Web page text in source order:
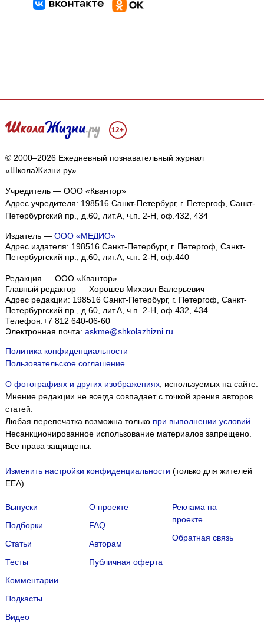
12+
© 2000–2026 Ежедневный познавательный журнал
«ШколаЖизни.ру»
Учредитель — ООО «Квантор»
Адрес учредителя: 198516 Санкт-Петербург, г. Петергоф, Санкт-
Петербургский пр., д.60, лит.А, ч.п. 2-Н, оф.432, 434
Издатель — ООО «МЕДИО»
Адрес издателя: 198516 Санкт-Петербург, г. Петергоф, Санкт-
Петербургский пр., д.60, лит.А, ч.п. 2-Н, оф.440
Редакция — ООО «Квантор»
Главный редактор — Хорошев Михаил Валерьевич
Адрес редакции: 198516 Санкт-Петербург, г. Петергоф Санкт-
Петербургский пр., д.60, лит.А, ч.п. 2-Н, оф.432, 434
Телефон:+7 812 640-06-60
Электронная почта: askme@shkolazhizni.ru
Политика конфиденциальности
Пользовательское соглашение
О фотографиях и других изображениях, используемых на сайте.
Мнение редакции не всегда совпадает с точкой зрения авторов
статей.
Любая перепечатка возможна только при выполнении условий
Несанкционированное использование материалов запрещено.
Все права защищены.
Изменить настройки конфиденциальности (только для жителей
EEA)
Выпуски
Подборки
Статьи
Тесты
Комментарии
Подкасты
Видео
О проекте
FAQ
Авторам
Публичная оферта
Реклама на
проекте
Обратная связь